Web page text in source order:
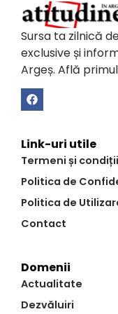
Sursa ta zilnică
exclusive și
Argeș. Află
Link-uri utile
Termeni și condiții
Politica de
Politica de
Contact
Domenii
Actualitate
Dezvăluiri